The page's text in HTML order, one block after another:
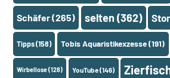
Schäfer(265) selten (362)
Tipps(158) Tobis Aquaristikexzesse(191)
Wirbellose(128) YouTube(146)